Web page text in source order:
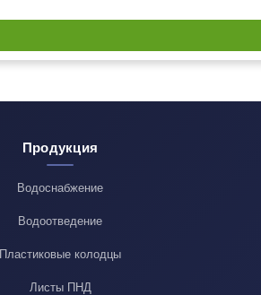
Продукция
Водоснабжение
Водоотведение
Пластиковые колодцы
Листы ПНД